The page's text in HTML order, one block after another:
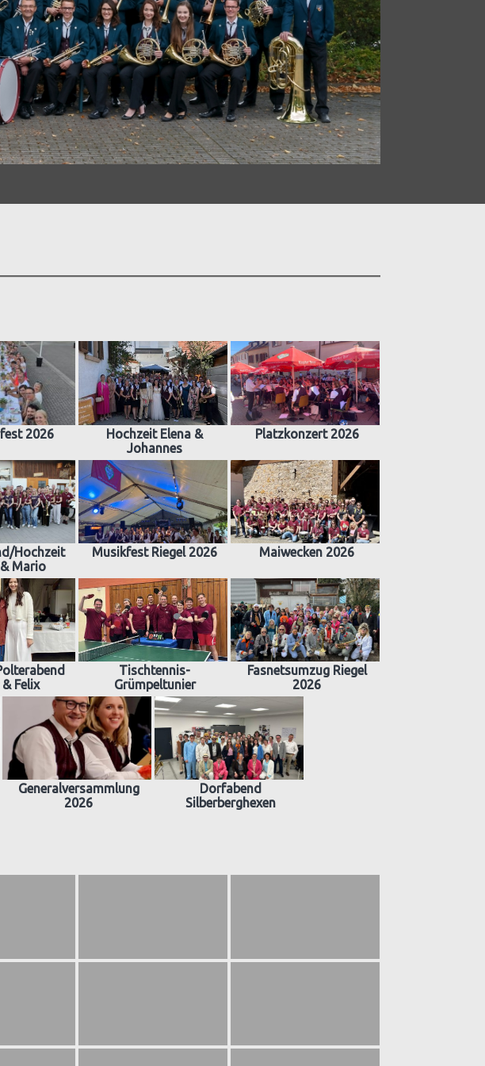
2026
Hochzeit Elena &
Johannes
Platzkonzert 2026
Hochzeit
Mario
Musikfest Riegel 2026 Maiwecken 2026
Felix
Tischtennis-
Grümpeltunier
Fasnetsumzug Riegel
2026
Generalversammlung
2026
Dorfabend
Silberberghexen